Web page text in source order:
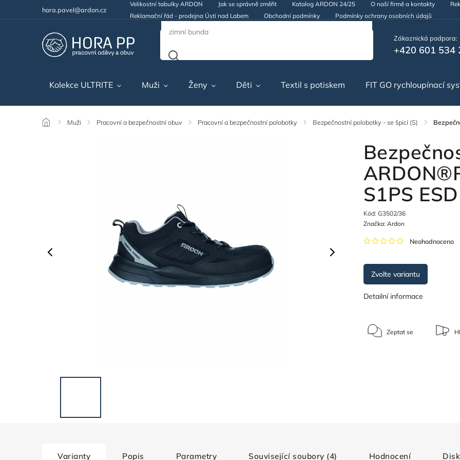
hora.pavel@ardon.cz
Velikostní tabulky ARDON Jak se správně změřit Katalog ARDON 24/25 O naší firmě a kontakty
Reklamační řád - prodejna Ústí nad Labem
Obchodní podmínky Podmínky ochrany osobních údajů
Zákaznická podpora:
+420 601 534
Kolekce ULTRITE Muži Ženy Děti Textil s potiskem FIT GO rychloupínací
/ Muži / Pracovní a bezpečnostní obuv / Pracovní a bezpečnostní polobotky / Bezpečnostní polobotky - se špicí (S) /
S1PS ESD
Kód: G3502/36
Neohodnoceno
Značka: Ardon
Zvolte variantu
Detailní informace
Zeptat se
Varianty Popis Parametry Související soubory (4) Hodnocení